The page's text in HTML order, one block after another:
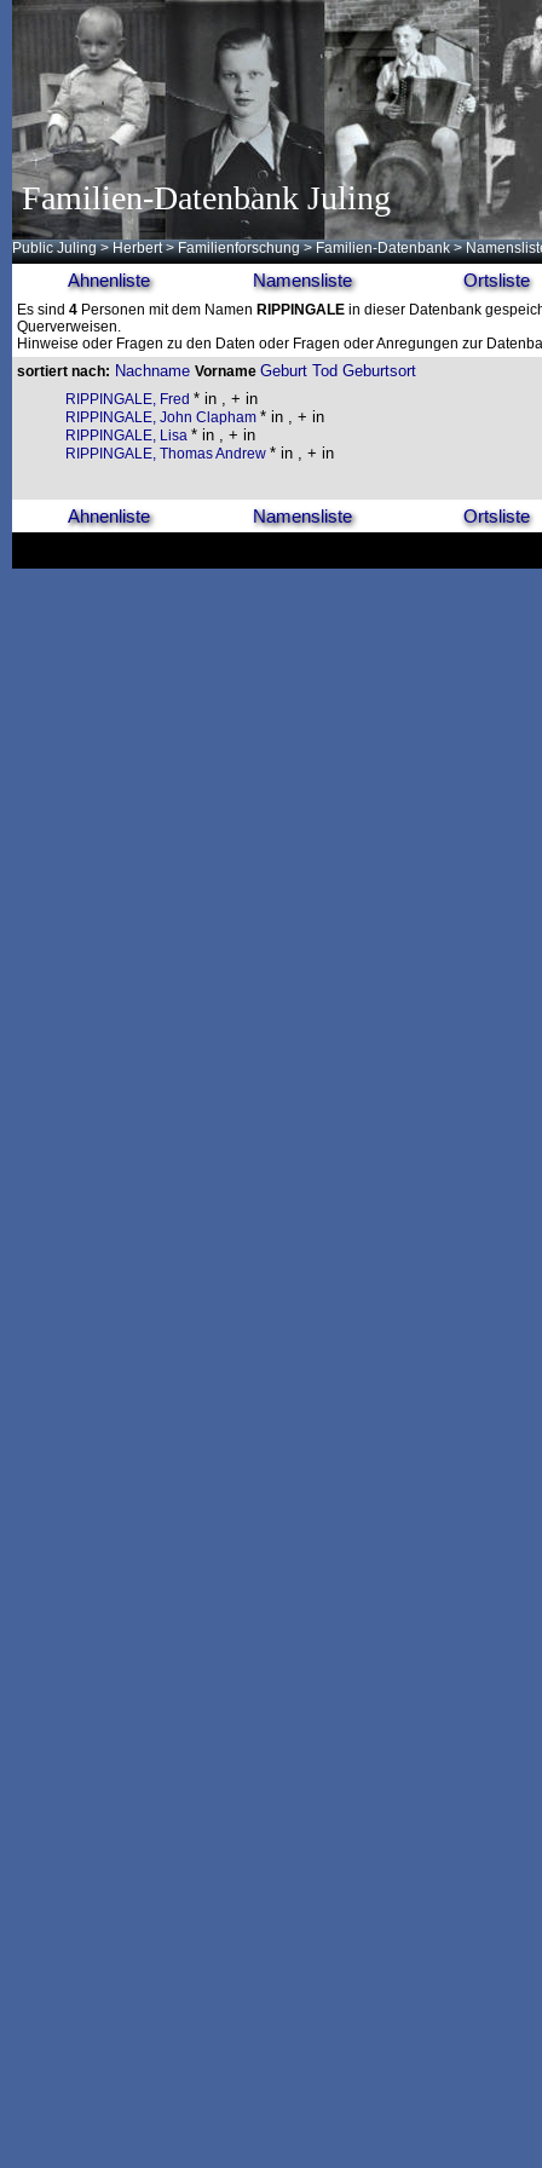
Familien-Datenbank Juling
Public Juling >Herbert >Familienforschung >Familien-Datenbank >
Ahnenliste Namensliste Ortsliste
Es sind 4 Personen mit dem Namen RIPPINGALE in dieser Datenbank
Querverweisen.
Hinweise oder Fragen zu den Daten oder Fragen oder Anregungen zur
sortiert nach: Nachname Vorname Geburt Tod Geburtsort
RIPPINGALE, Fred * in , + in
RIPPINGALE, John Clapham * in , + in
RIPPINGALE, Lisa * in , + in
RIPPINGALE, Thomas Andrew * in , + in
Ahnenliste Namensliste Ortsliste